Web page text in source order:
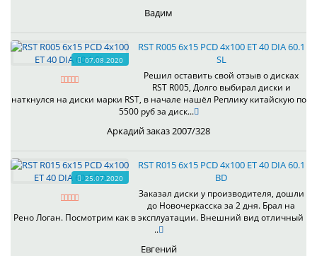
Вадим
07.08.2020
RST R005 6x15 PCD 4x100 ET 40 DIA 60.1
SL
Решил оставить свой отзыв о дисках
RST R005, Долго выбирал диски и
наткнулся на диски марки RST, в начале нашёл Реплику китайскую по
5500 руб за диск...
Аркадий заказ 2007/328
25.07.2020
RST R015 6x15 PCD 4x100 ET 40 DIA 60.1
BD
Заказал диски у производителя, дошли
до Новочеркасска за 2 дня. Брал на
Рено Логан. Посмотрим как в эксплуатации. Внешний вид отличный
..
Евгений